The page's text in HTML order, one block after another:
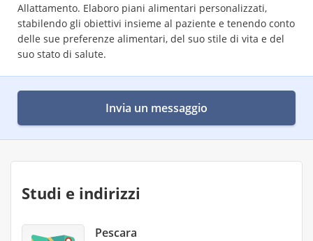
Allattamento. Elaboro piani alimentari personalizzati,
stabilendo gli obiettivi insieme al paziente e tenendo conto
delle sue preferenze alimentari, del suo stile di vita e del
suo stato di salute.
Invia un messaggio
Studi e indirizzi
Pescara